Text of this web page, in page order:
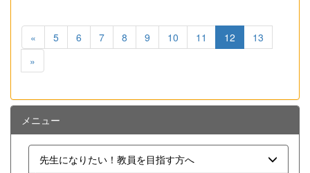
« 5 6 7 8 9 10 11 12
13
»
メニュー
先生になりたい！教員を目指す方へ